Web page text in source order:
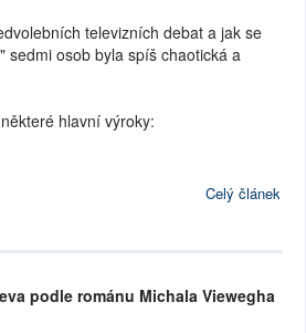
televizních debat a jak se
sedmi osob byla spíš chaotická a
hlavní výroky:
Celý článek
podle románu Michala Viewegha